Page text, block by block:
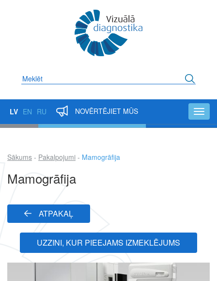
Meklēt
LV EN RU NOVĒRTĒJIET MŪS
Atpakaļceļš
Sākums Pakalpojumi Mamogrāfija
Mamogrāfija
ATPAKAĻ
UZZINI, KUR PIEEJAMS IZMEKLĒJUMS